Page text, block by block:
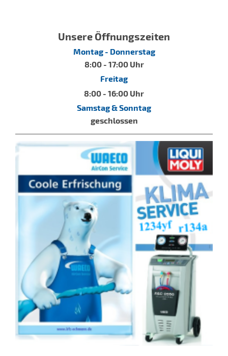
Unsere Öffnungszeiten
Montag - Donnerstag
8:00 - 17:00 Uhr
Freitag
8:00 - 16:00 Uhr
Samstag & Sonntag
geschlossen